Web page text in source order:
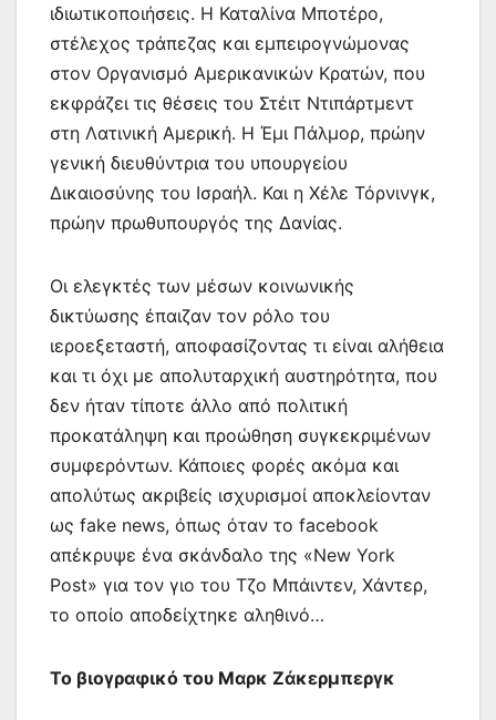
ιδιωτικοποιήσεις. Η Καταλίνα Μποτέρο,
στέλεχος τράπεζας και εμπειρογνώμονας
στον Οργανισμό Αμερικανικών Κρατών, που
εκφράζει τις θέσεις του Στέιτ Ντιπάρτμεντ
στη Λατινική Αμερική. Η Έμι Πάλμορ, πρώην
γενική διευθύντρια του υπουργείου
Δικαιοσύνης του Ισραήλ. Και η Χέλε Τόρνινγκ,
πρώην πρωθυπουργός της Δανίας.
Οι ελεγκτές των μέσων κοινωνικής
δικτύωσης έπαιζαν τον ρόλο του
ιεροεξεταστή, αποφασίζοντας τι είναι αλήθεια
και τι όχι με απολυταρχική αυστηρότητα, που
δεν ήταν τίποτε άλλο από πολιτική
προκατάληψη και προώθηση συγκεκριμένων
συμφερόντων. Κάποιες φορές ακόμα και
απολύτως ακριβείς ισχυρισμοί αποκλείονταν
ως fake news, όπως όταν το facebook
απέκρυψε ένα σκάνδαλο της «New York
Post» για τον γιο του Τζο Μπάιντεν, Χάντερ,
το οποίο αποδείχτηκε αληθινό…
Το βιογραφικό του Μαρκ Ζάκερμπεργκ